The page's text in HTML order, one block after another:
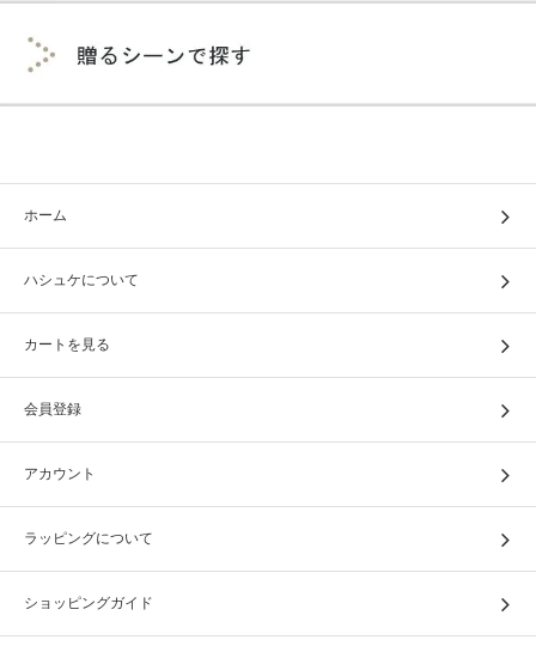
ホーム
ハシュケについて
カートを見る
会員登録
アカウント
ラッピングについて
ショッピングガイド